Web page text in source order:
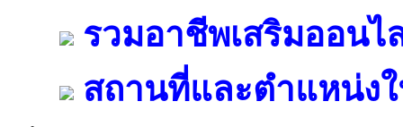
รวมอาชีพเสริมออน
สถานที่และตำแหน่ง